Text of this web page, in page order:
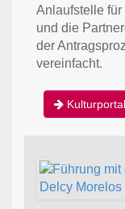
Anlaufstelle
und die
der
vereinfacht.